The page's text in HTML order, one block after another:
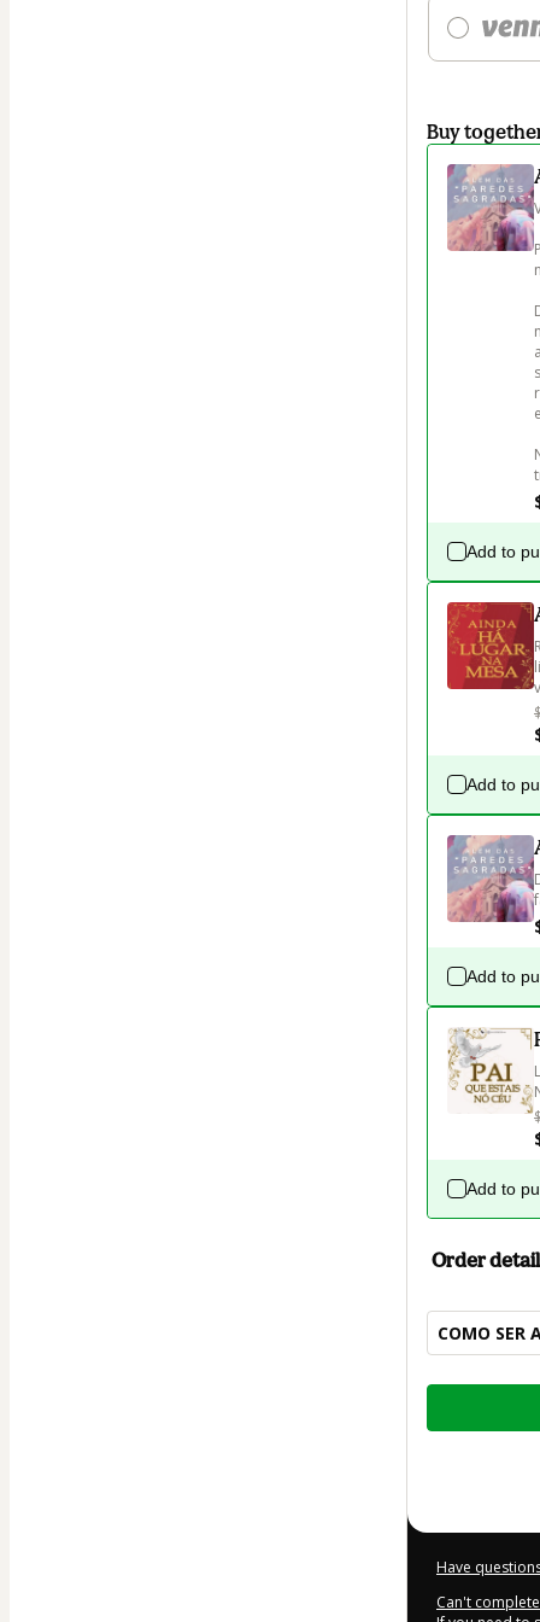
Buy
Add to
Add to
Add to
Add to
Order
COMO SER
Total
Have
Can't